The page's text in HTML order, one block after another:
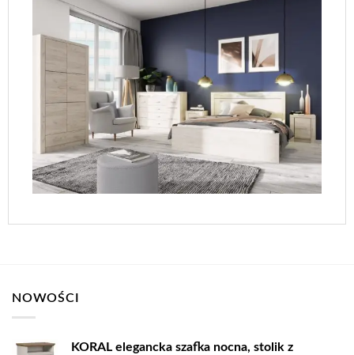
NOWOŚCI
KORAL elegancka szafka nocna, stolik z